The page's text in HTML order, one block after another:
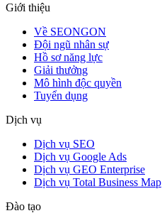
Giới thiệu
Về SEONGON
Đội ngũ nhân sự
Hồ sơ năng lực
Giải thưởng
Mô hình độc quyền
Tuyển dụng
Dịch vụ
Dịch vụ SEO
Dịch vụ Google Ads
Dịch vụ GEO Enterprise
Dịch vụ Total Business Map
Đào tạo